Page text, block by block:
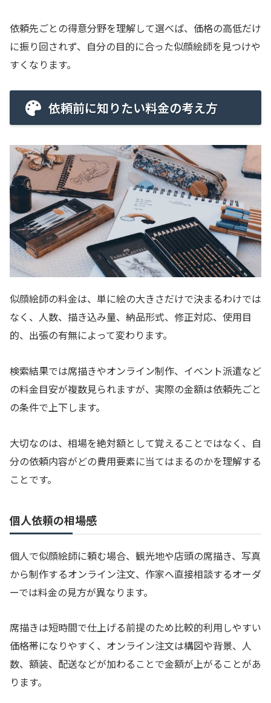
依頼先ごとの得意分野を理解して選べば、価格の高低だけ
に振り回されず、自分の目的に合った似顔絵師を見つけや
すくなります。
依頼前に知りたい料金の考え方
似顔絵師の料金は、単に絵の大きさだけで決まるわけでは
なく、人数、描き込み量、納品形式、修正対応、使用目
的、出張の有無によって変わります。
検索結果では席描きやオンライン制作、イベント派遣など
の料金目安が複数見られますが、実際の金額は依頼先ごと
の条件で上下します。
大切なのは、相場を絶対額として覚えることではなく、自
分の依頼内容がどの費用要素に当てはまるのかを理解する
ことです。
個人依頼の相場感
個人で似顔絵師に頼む場合、観光地や店頭の席描き、写真
から制作するオンライン注文、作家へ直接相談するオーダ
ーでは料金の見方が異なります。
席描きは短時間で仕上げる前提のため比較的利用しやすい
価格帯になりやすく、オンライン注文は構図や背景、人
数、額装、配送などが加わることで金額が上がることがあ
ります。